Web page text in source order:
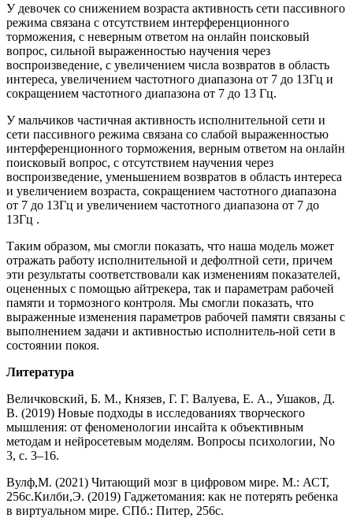
У девочек со снижением возраста активность сети пассивного
режима связана с отсутствием интерференционного
торможения, с неверным ответом на онлайн поисковый
вопрос, сильной выраженностью научения через
воспроизведение, с увеличением числа возвратов в область
интереса, увеличением частотного диапазона от 7 до 13Гц и
сокращением частотного диапазона от 7 до 13 Гц.
У мальчиков частичная активность исполнительной сети и
сети пассивного режима связана со слабой выраженностью
интерференционного торможения, верным ответом на онлайн
поисковый вопрос, с отсутствием научения через
воспроизведение, уменьшением возвратов в область интереса
и увеличением возраста, сокращением частотного диапазона
от 7 до 13Гц и увеличением частотного диапазона от 7 до
13Гц .
Таким образом, мы смогли показать, что наша модель может
отражать работу исполнительной и дефолтной сети, причем
эти результаты соответствовали как изменениям показателей,
оцененных с помощью айтрекера, так и параметрам рабочей
памяти и тормозного контроля. Мы смогли показать, что
выраженные изменения параметров рабочей памяти связаны с
выполнением задачи и активностью исполнитель-ной сети в
состоянии покоя.
Литература
Величковский, Б. М., Князев, Г. Г. Валуева, Е. А., Ушаков, Д.
В. (2019) Новые подходы в исследованиях творческого
мышления: от феноменологии инсайта к объективным
методам и нейросетевым моделям. Вопросы психологии, No
3, с. 3–16.
Вулф,М. (2021) Читающий мозг в цифровом мире. М.: АСТ,
256с.Килби,Э. (2019) Гаджетомания: как не потерять ребенка
в виртуальном мире. СПб.: Питер, 256с.